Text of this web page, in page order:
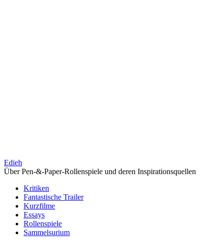
Edieh
Über Pen-&-Paper-Rollenspiele und deren Inspirationsquellen
Kritiken
Fantastische Trailer
Kurzfilme
Essays
Rollenspiele
Sammelsurium